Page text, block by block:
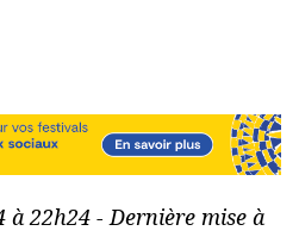
à 22h24 - Dernière mise à